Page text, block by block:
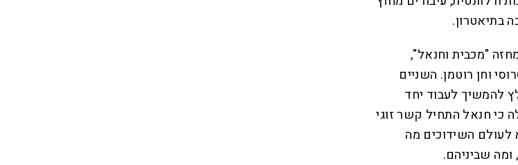
בתיאטרון.
"מכבית וחנאל",
וחן רוטמן. השניים
להמשיך לעבוד יחד
כי חנאל התחיל קשר זוגי
לעולם השידוכים מה
שביניהם.